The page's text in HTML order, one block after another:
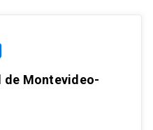
de Montevideo-